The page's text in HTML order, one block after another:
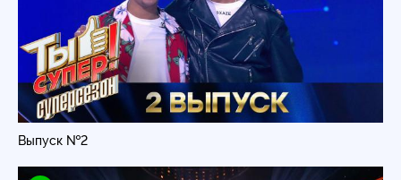
Выпуск №2